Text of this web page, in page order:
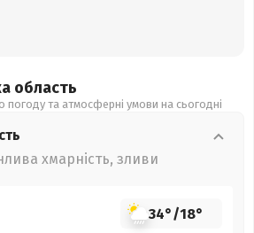
область
погоду та атмосферні умови на сьогодні
хмарність, зливи
34°/18°